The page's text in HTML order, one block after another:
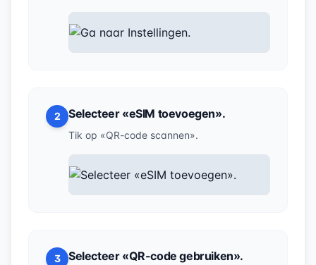
2 Selecteer «eSIM toevoegen».
Tik op «QR-code scannen».
3 Selecteer «QR-code gebruiken».